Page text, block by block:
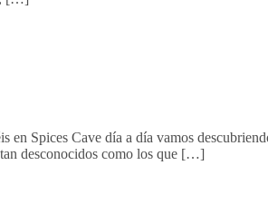
Spices Cave día a día vamos
tan desconocidos como los que […]